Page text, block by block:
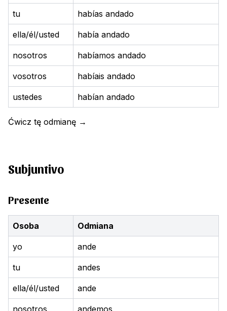
tu habías andado
ella/él/usted había andado
nosotros habíamos andado
vosotros habíais andado
ustedes habían andado
Ćwicz tę odmianę →
Subjuntivo
Presente
Osoba Odmiana
yo ande
tu andes
ella/él/usted ande
nosotros andemos